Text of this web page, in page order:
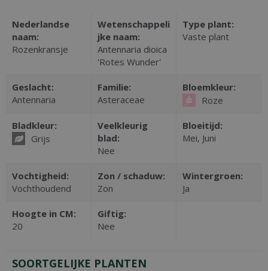
Nederlandse
naam:
Rozenkransje
Wetenschappeli
jke naam:
Antennaria dioica
'Rotes Wunder'
Type plant:
Vaste plant
Geslacht:
Antennaria
Familie:
Asteraceae
Bloemkleur:
Roze
Bladkleur:
Grijs
Veelkleurig
blad:
Nee
Bloeitijd:
Mei, Juni
Vochtigheid:
Vochthoudend
Zon / schaduw:
Zon
Wintergroen:
Ja
Hoogte in CM:
20
Giftig:
Nee
SOORTGELIJKE PLANTEN